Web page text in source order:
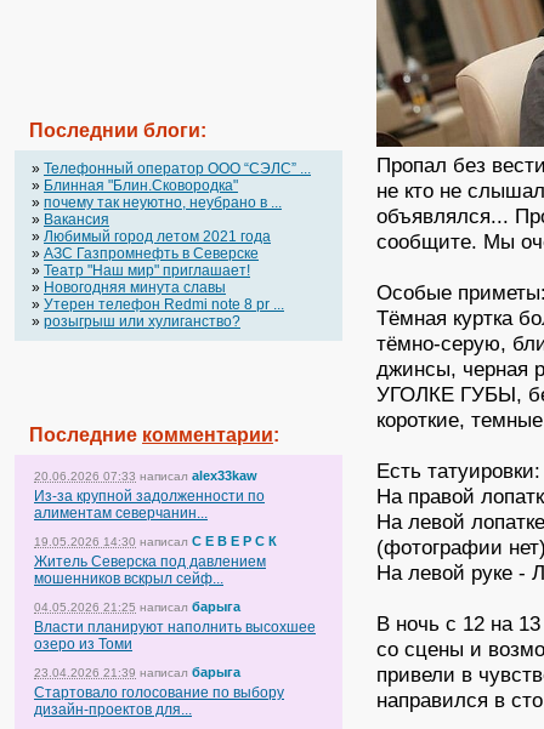
Последнии блоги:
» Телефонный оператор OOO “СЭЛС” ...
» Блинная "Блин.Сковородка"
» почему так неуютно, неубрано в ...
» Вакансия
» Любимый город летом 2021 года
» АЗС Газпромнефть в Северске
» Театр "Наш мир" приглашает!
» Новогодняя минута славы
» Утерен телефон Redmi note 8 pr ...
» розыгрыш или хулиганство?
Последние комментарии:
20.06.2026 07:33 написал alex33kaw
Из-за крупной задолженности по
алиментам северчанин...
19.05.2026 14:30 написал С Е В Е Р С К
Житель Северска под давлением
мошенников вскрыл сейф...
04.05.2026 21:25 написал барыга
Власти планируют наполнить высохшее
озеро из Томи
23.04.2026 21:39 написал барыга
Стартовало голосование по выбору
дизайн-проектов для...
Пропал без
не кто не
объявлялся...
сообщите. Мы
Особые
Тёмная куртка
тёмно-серую,
джинсы,
УГОЛКЕ ГУБЫ,
короткие,
Есть татуировки:
На правой
На левой
(фотографии
На левой руке -
В ночь с 12 на
со сцены и
привели в
направился в